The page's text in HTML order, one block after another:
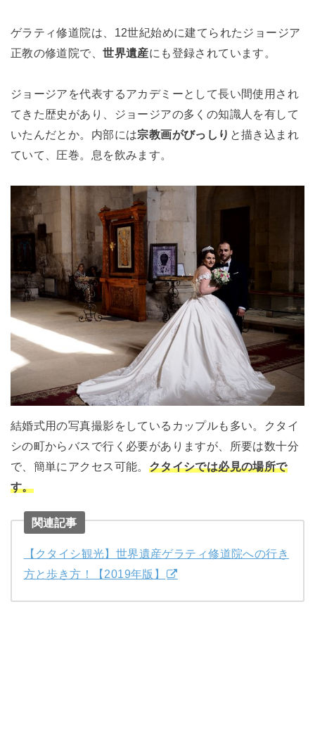
ゲラティ修道院は、12世紀始めに建てられたジョージア
正教の修道院で、世界遺産にも登録されています。
ジョージアを代表するアカデミーとして長い間使用され
てきた歴史があり、ジョージアの多くの知識人を有して
いたんだとか。内部には宗教画がびっしり と描き込まれ
ていて、圧巻。息を飲みます。
結婚式用の写真撮影をしているカップルも多い。クタイ
シの町からバスで行く必要がありますが、所要は数十分
で、簡単にアクセス可能。 クタイシでは必見の場所で
す。
関連記事
【クタイシ観光】世界遺産ゲラティ修道院への行き
方と歩き方！【2019年版】